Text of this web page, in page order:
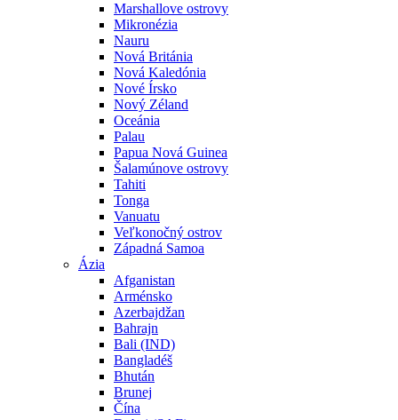
Marshallove ostrovy
Mikronézia
Nauru
Nová Británia
Nová Kaledónia
Nové Írsko
Nový Zéland
Oceánia
Palau
Papua Nová Guinea
Šalamúnove ostrovy
Tahiti
Tonga
Vanuatu
Veľkonočný ostrov
Západná Samoa
Ázia
Afganistan
Arménsko
Azerbajdžan
Bahrajn
Bali (IND)
Bangladéš
Bhután
Brunej
Čína